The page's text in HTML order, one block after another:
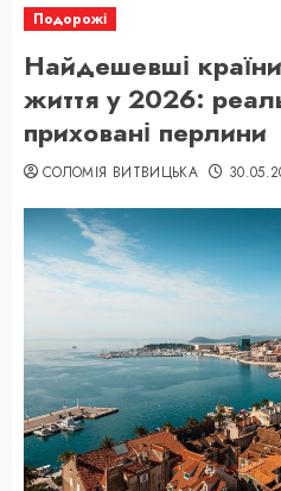
Подорожі
Найдешевші
життя у 2026:
приховані перлини
СОЛОМІЯ ВИТВИЦЬКА